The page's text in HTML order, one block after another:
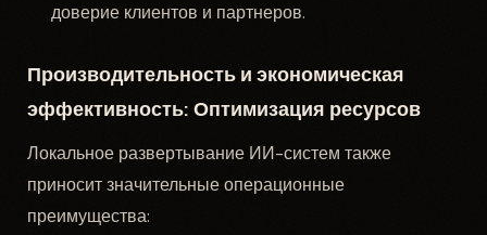
доверие клиентов и партнеров.
Производительность и экономическая
эффективность: Оптимизация ресурсов
Локальное развертывание ИИ-систем также
приносит значительные операционные
преимущества: